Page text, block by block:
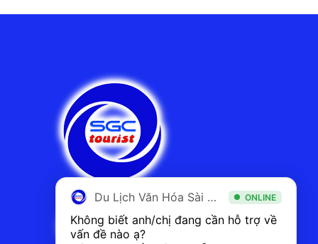
Du Lịch Văn Hóa Sài Gòn ONLINE
Không biết anh/chị đang cần hỗ trợ về
vấn đề nào ạ?